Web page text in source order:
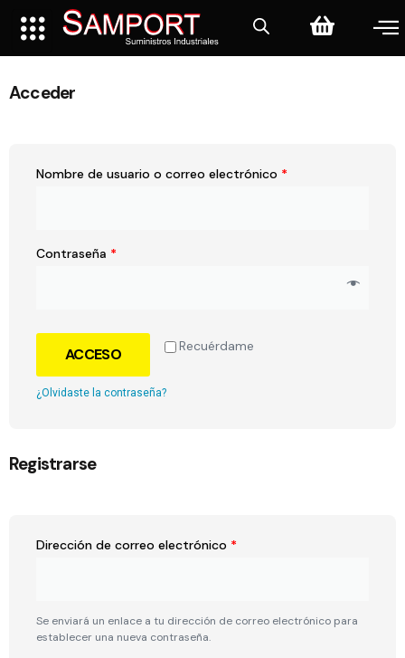
Acceder
Nombre de usuario o correo electrónico *
Contraseña *
Recuérdame
ACCESO
¿Olvidaste la contraseña?
Registrarse
Dirección de correo electrónico *
Se enviará un enlace a tu dirección de correo electrónico para
establecer una nueva contraseña.